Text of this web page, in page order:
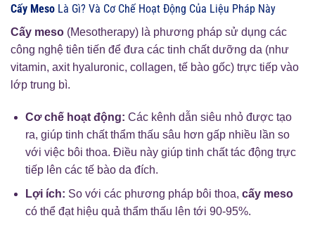
Cấy Meso Là Gì? Và Cơ Chế Hoạt Động Của Liệu Pháp Này
Cấy meso (Mesotherapy) là phương pháp sử dụng các
công nghệ tiên tiến để đưa các tinh chất dưỡng da (như
vitamin, axit hyaluronic, collagen, tế bào gốc) trực tiếp vào
lớp trung bì.
Cơ chế hoạt động: Các kênh dẫn siêu nhỏ được tạo
ra, giúp tinh chất thẩm thấu sâu hơn gấp nhiều lần so
với việc bôi thoa. Điều này giúp tinh chất tác động trực
tiếp lên các tế bào da đích.
Lợi ích: So với các phương pháp bôi thoa, cấy meso
có thể đạt hiệu quả thẩm thấu lên tới 90-95%.